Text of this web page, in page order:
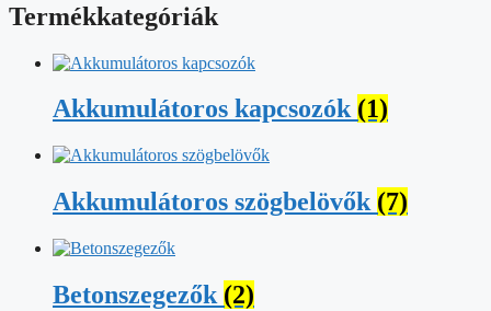
Termékkategóriák
Akkumulátoros kapcsozók (1)
Akkumulátoros szögbelövők (7)
Betonszegezők (2)